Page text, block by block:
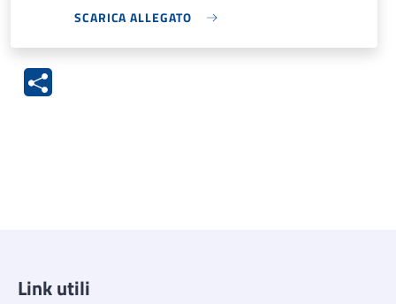
SCARICA ALLEGATO
Link utili